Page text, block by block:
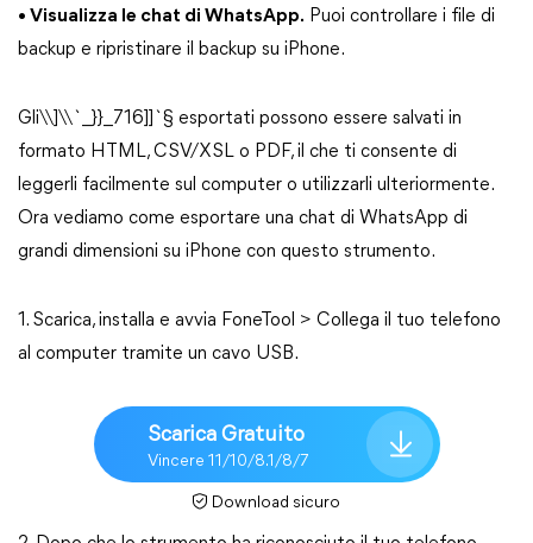
• Visualizza le chat di WhatsApp. Puoi controllare i file di
backup e ripristinare il backup su iPhone.
Gli\\]\\`_}}_716]]`§ esportati possono essere salvati in
formato HTML, CSV/XSL o PDF, il che ti consente di
leggerli facilmente sul computer o utilizzarli ulteriormente.
Ora vediamo come esportare una chat di WhatsApp di
grandi dimensioni su iPhone con questo strumento.
1. Scarica, installa e avvia FoneTool > Collega il tuo telefono
al computer tramite un cavo USB.
Scarica Gratuito
Vincere 11/10/8.1/8/7
Download sicuro